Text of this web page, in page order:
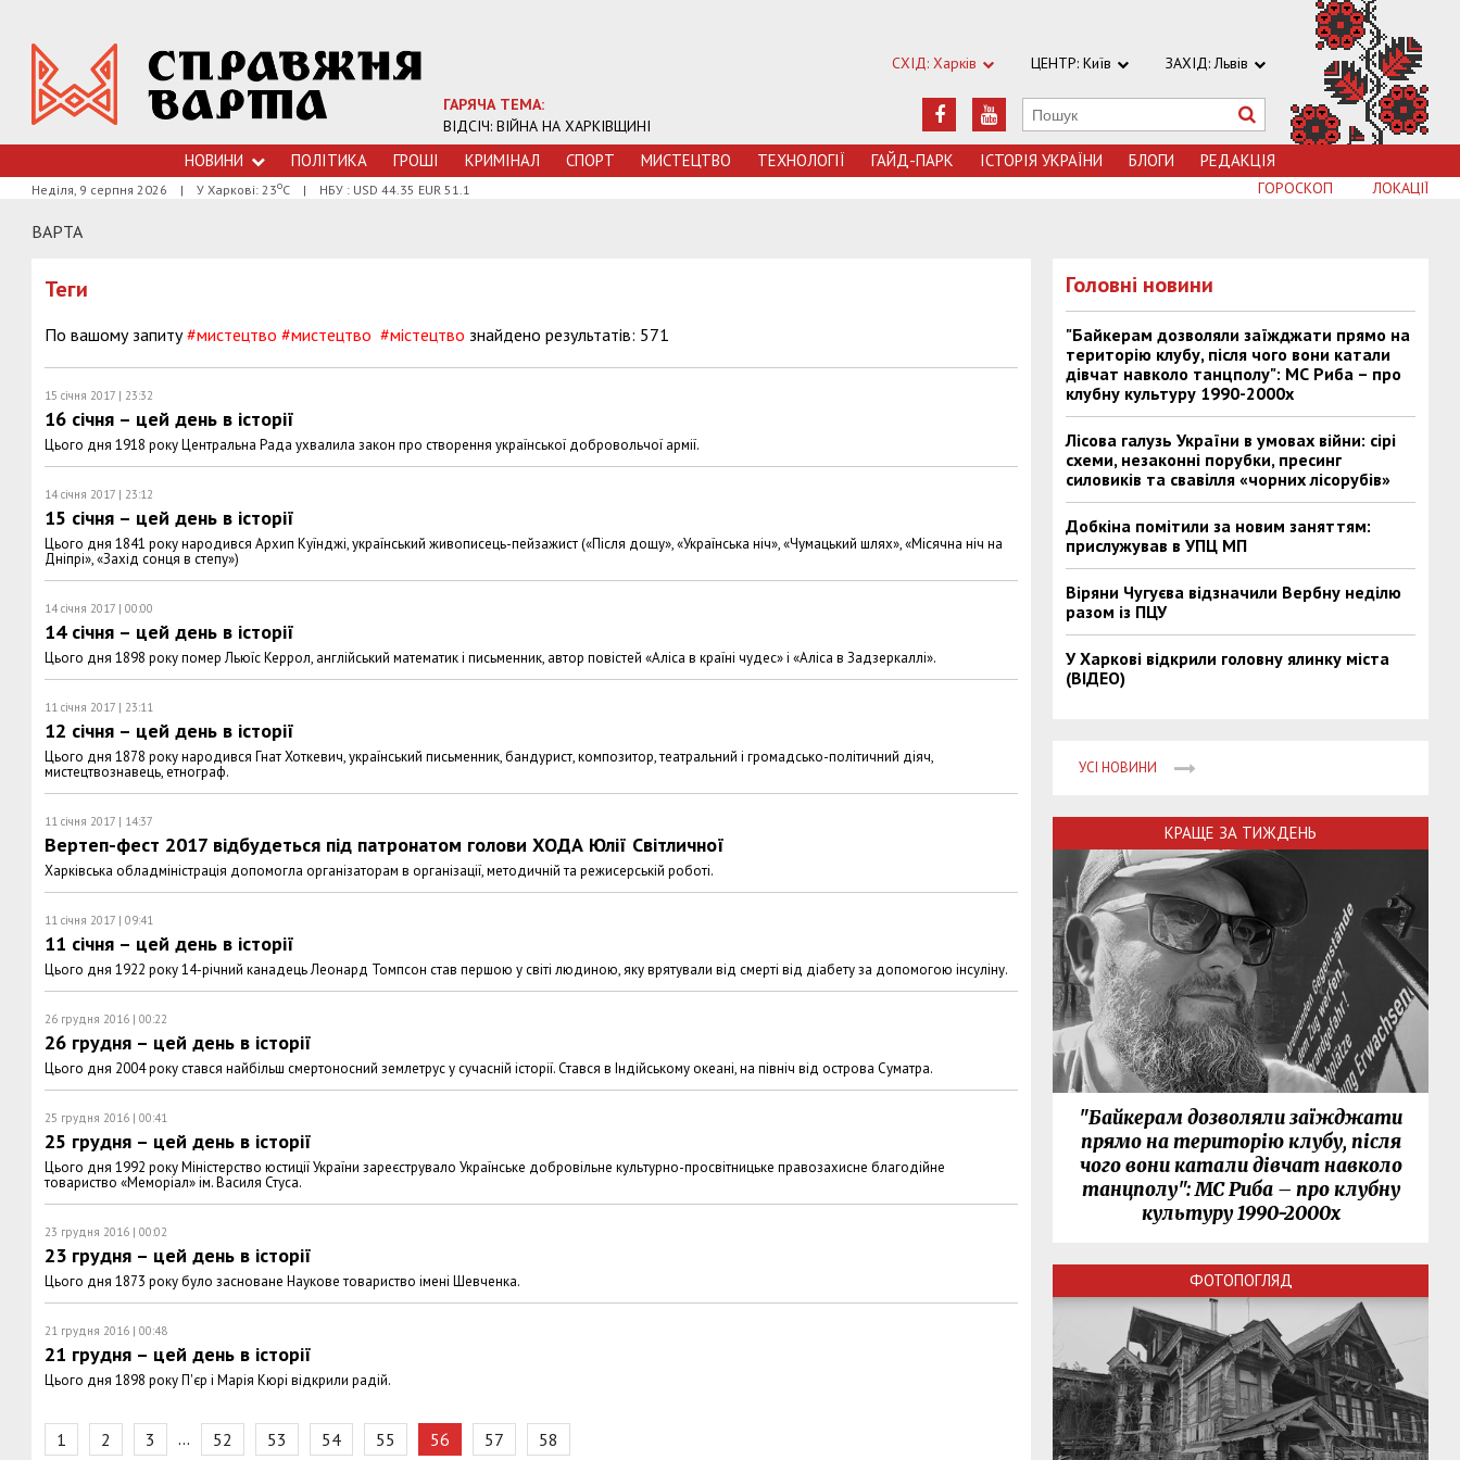
ГАРЯЧА ТЕМА:
ВІДСІЧ: ВІЙНА НА ХАРКІВЩИНІ
СХІД: Харків ЦЕНТР: Київ ЗАХІД: Львів
НОВИНИ ПОЛІТИКА ГРОШI КРИМIНАЛ СПОРТ МИСТЕЦТВО ТЕХНОЛОГIЇ ГАЙД-ПАРК ІСТОРІЯ УКРАЇНИ БЛОГИ РЕДАКЦІЯ
Неділя, 9 серпня 2026 | У Харкові: 23оС | НБУ : USD 44.35 EUR 51.1 ЛОКАЦІЇ
ГОРОСКОП
ВАРТА
Теги
По вашому запиту#мистецтво #мистецтво #містецтво знайдено результатів: 571
15 січня 2017 | 23:32
16 січня – цей день в історії
Цього дня 1918 року Центральна Рада ухвалила закон про створення української добровольчої армії.
14 січня 2017 | 23:12
15 січня – цей день в історії
Цього дня 1841 року народився Архип Куїнджі, український живописець-пейзажист («Після дощу», «Українська ніч», «Чумацький шлях», «Місячна ніч на
Дніпрі», «Захід сонця в степу»)
14 січня 2017 | 00:00
14 січня – цей день в історії
Цього дня 1898 року помер Льюїс Керрол, англійський математик і письменник, автор повістей «Аліса в країні чудес» і «Аліса в Задзеркаллі».
11 січня 2017 | 23:11
12 січня – цей день в історії
Цього дня 1878 року народився Гнат Хоткевич, український письменник, бандурист, композитор, театральний і громадсько-політичний діяч,
мистецтвознавець, етнограф.
11 січня 2017 | 14:37
Вертеп-фест 2017 відбудеться під патронатом голови ХОДА Юлії Світличної
Харківська обладміністрація допомогла організаторам в організації, методичній та режисерській роботі.
11 січня 2017 | 09:41
11 січня – цей день в історії
Цього дня 1922 року 14-річний канадець Леонард Томпсон став першою у світі людиною, яку врятували від смерті від діабету за допомогою інсуліну.
26 грудня 2016 | 00:22
26 грудня – цей день в історії
Цього дня 2004 року стався найбільш смертоносний землетрус у сучасній історії. Стався в Індійському океані, на північ від острова Суматра.
25 грудня 2016 | 00:41
25 грудня – цей день в історії
Цього дня 1992 року Міністерство юстиції України зареєструвало Українське добровільне культурно-просвітницьке правозахисне благодійне
товариство «Меморіал» ім. Василя Стуса.
23 грудня 2016 | 00:02
23 грудня – цей день в історії
Цього дня 1873 року було засноване Наукове товариство імені Шевченка.
21 грудня 2016 | 00:48
21 грудня – цей день в історії
Цього дня 1898 року П'єр і Марія Кюрі відкрили радій.
1 2 3 … 52 53 54 55 56 57 58
Головні новини
"Байкерам дозволяли заїжджати прямо на
територію клубу, після чого вони катали
дівчат навколо танцполу": МС Риба – про
клубну культуру 1990-2000х
Лісова галузь України в умовах війни: сірі
схеми, незаконні порубки, пресинг
силовиків та свавілля «чорних лісорубів»
Добкіна помітили за новим заняттям:
прислужував в УПЦ МП
Віряни Чугуєва відзначили Вербну неділю
разом із ПЦУ
У Харкові відкрили головну ялинку міста
(ВІДЕО)
УСІ НОВИНИ
КРАЩЕ ЗА ТИЖДЕНЬ
"Байкерам дозволяли заїжджати
прямо на територію клубу, після
чого вони катали дівчат навколо
танцполу": МС Риба – про клубну
культуру 1990-2000х
ФОТОПОГЛЯД